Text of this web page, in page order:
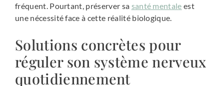
fréquent. Pourtant, préserver sa santé mentale est
une nécessité face à cette réalité biologique.
Solutions concrètes pour
réguler son système nerveux
quotidiennement